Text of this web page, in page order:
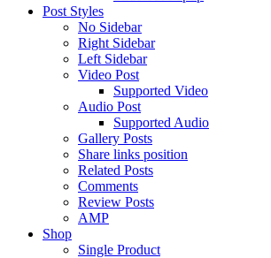
Post Styles
No Sidebar
Right Sidebar
Left Sidebar
Video Post
Supported Video
Audio Post
Supported Audio
Gallery Posts
Share links position
Related Posts
Comments
Review Posts
AMP
Shop
Single Product